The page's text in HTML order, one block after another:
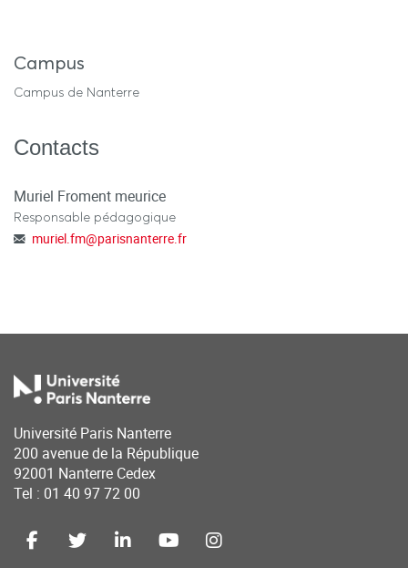
Campus
Campus de Nanterre
Contacts
Muriel Froment meurice
Responsable pédagogique
muriel.fm@parisnanterre.fr
Université Paris Nanterre
200 avenue de la République
92001 Nanterre Cedex
Tel : 01 40 97 72 00